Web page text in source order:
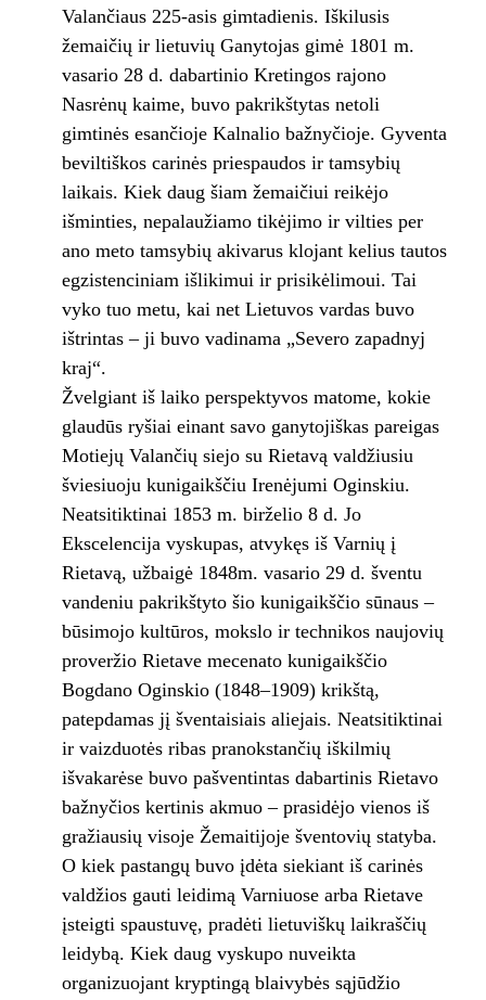
Valančiaus 225-asis gimtadienis. Iškilusis
žemaičių ir lietuvių Ganytojas gimė 1801 m.
vasario 28 d. dabartinio Kretingos rajono
Nasrėnų kaime, buvo pakrikštytas netoli
gimtinės esančioje Kalnalio bažnyčioje. Gyventa
beviltiškos carinės priespaudos ir tamsybių
laikais. Kiek daug šiam žemaičiui reikėjo
išminties, nepalaužiamo tikėjimo ir vilties per
ano meto tamsybių akivarus klojant kelius tautos
egzistenciniam išlikimui ir prisikėlimoui. Tai
vyko tuo metu, kai net Lietuvos vardas buvo
ištrintas – ji buvo vadinama „Severo zapadnyj
kraj“.
Žvelgiant iš laiko perspektyvos matome, kokie
glaudūs ryšiai einant savo ganytojiškas pareigas
Motiejų Valančių siejo su Rietavą valdžiusiu
šviesiuoju kunigaikščiu Irenėjumi Oginskiu.
Neatsitiktinai 1853 m. birželio 8 d. Jo
Ekscelencija vyskupas, atvykęs iš Varnių į
Rietavą, užbaigė 1848m. vasario 29 d. šventu
vandeniu pakrikštyto šio kunigaikščio sūnaus –
būsimojo kultūros, mokslo ir technikos naujovių
proveržio Rietave mecenato kunigaikščio
Bogdano Oginskio (1848–1909) krikštą,
patepdamas jį šventaisiais aliejais. Neatsitiktinai
ir vaizduotės ribas pranokstančių iškilmių
išvakarėse buvo pašventintas dabartinis Rietavo
bažnyčios kertinis akmuo – prasidėjo vienos iš
gražiausių visoje Žemaitijoje šventovių statyba.
O kiek pastangų buvo įdėta siekiant iš carinės
valdžios gauti leidimą Varniuose arba Rietave
įsteigti spaustuvę, pradėti lietuviškų laikraščių
leidybą. Kiek daug vyskupo nuveikta
organizuojant kryptingą blaivybės sąjūdžio